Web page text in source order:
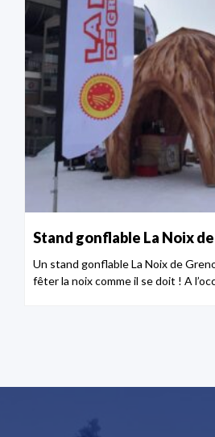
Stand gonflable La Noix
Un stand gonflable La Noix de
fêter la noix comme il se doit ! A